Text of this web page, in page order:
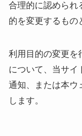
合理的に認められ
的を変更するもの
利用目的の変更を
について、当サイ
通知、または本ウ
します。